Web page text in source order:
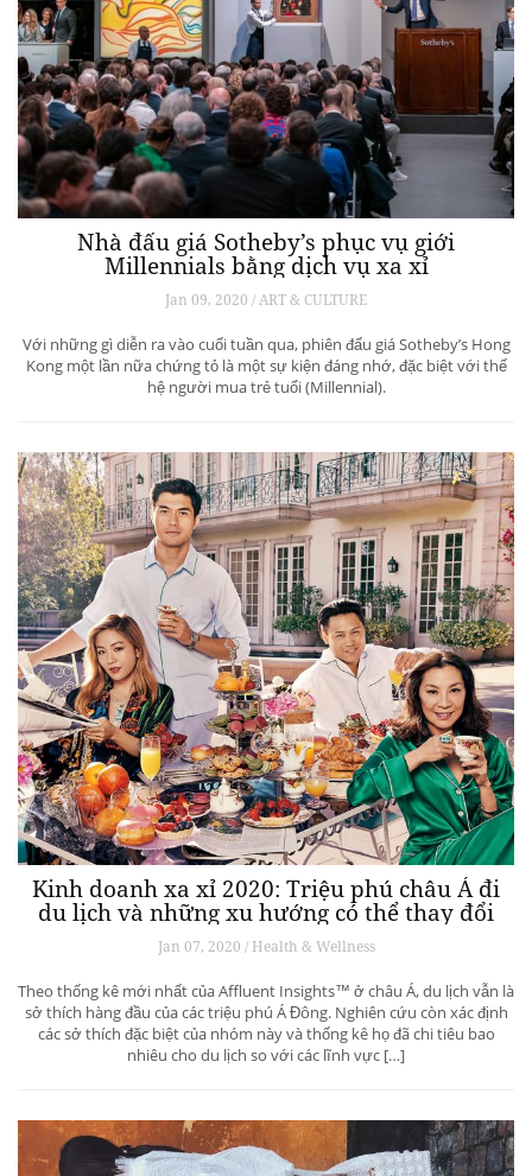
Nhà đấu giá Sotheby’s phục vụ giới
Millennials bằng dịch vụ xa xỉ
Jan 09, 2020 / ART & CULTURE
Với những gì diễn ra vào cuối tuần qua, phiên đấu giá Sotheby’s Hong
Kong một lần nữa chứng tỏ là một sự kiện đáng nhớ, đặc biệt với thế
hệ người mua trẻ tuổi (Millennial).
Kinh doanh xa xỉ 2020: Triệu phú châu Á đi
du lịch và những xu hướng có thể thay đổi
ngành du lịch thượng lưu
Jan 07, 2020 / Health & Wellness
Theo thống kê mới nhất của Affluent Insights™ ở châu Á, du lịch vẫn là
sở thích hàng đầu của các triệu phú Á Đông. Nghiên cứu còn xác định
các sở thích đặc biệt của nhóm này và thống kê họ đã chi tiêu bao
nhiêu cho du lịch so với các lĩnh vực […]